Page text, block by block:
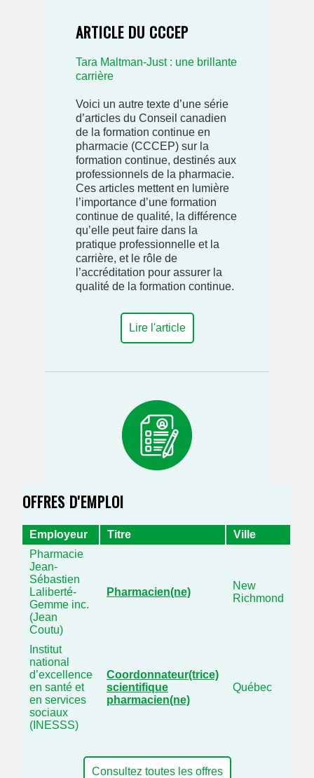
ARTICLE DU CCCEP
Tara Maltman-Just : une brillante
carrière
Voici un autre texte d’une série
d’articles du Conseil canadien
de la formation continue en
pharmacie (CCCEP) sur la
formation continue, destinés aux
professionnels de la pharmacie.
Ces articles mettent en lumière
l’importance d’une formation
continue de qualité, la différence
qu’elle peut faire dans la
pratique professionnelle et la
carrière, et le rôle de
l’accréditation pour assurer la
qualité de la formation continue.
Lire l'article
OFFRES D'EMPLOI
Employeur Titre
Ville
Pharmacie
Jean-
Sébastien
Laliberté-
Gemme inc.
(Jean
Coutu)
Pharmacien(ne)
New
Richmond
Institut
national
d’excellence
en santé et
en services
sociaux
(INESSS)
Coordonnateur(trice)
scientifique
pharmacien(ne)
Québec
Consultez toutes les offres